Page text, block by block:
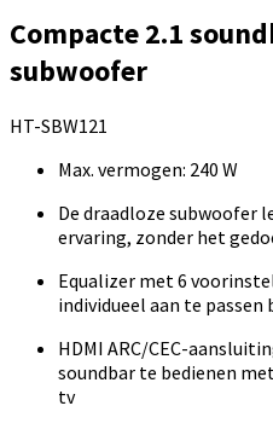
Compacte 2.1
subwoofer
HT-SBW121
Max. vermogen: 240 W
De draadloze subwoofer
ervaring, zonder het
Equalizer met 6
individueel aan te passen
HDMI ARC/CEC-
soundbar te bedienen
tv